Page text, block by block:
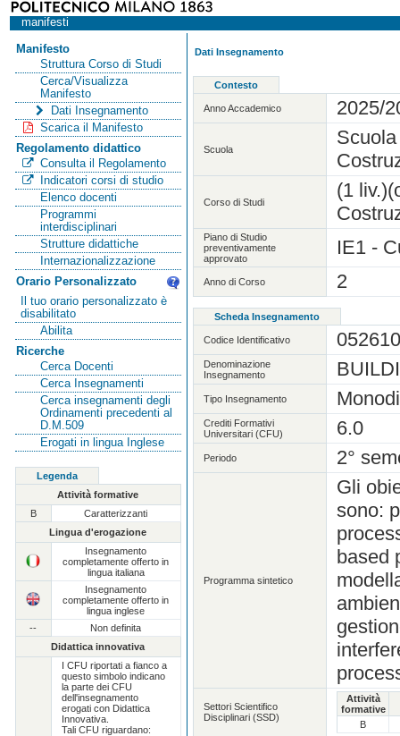
manifesti
Manifesto
Struttura Corso di Studi
Cerca/Visualizza
Manifesto
Dati Insegnamento
Scarica il Manifesto
Regolamento didattico
Consulta il Regolamento
Indicatori corsi di studio
Elenco docenti
Programmi
interdisciplinari
Strutture didattiche
Internazionalizzazione
Orario Personalizzato
Il tuo orario personalizzato è
disabilitato
Abilita
Ricerche
Cerca Docenti
Cerca Insegnamenti
Cerca insegnamenti degli
Ordinamenti precedenti al
D.M.509
Erogati in lingua Inglese
Legenda
Attività formative
B
Caratterizzanti
Lingua d'erogazione
Insegnamento
completamente offerto in
lingua italiana
Insegnamento
completamente offerto in
lingua inglese
--
Non definita
Didattica innovativa
I CFU riportati a fianco a
questo simbolo indicano
la parte dei CFU
dell'insegnamento
erogati con Didattica
Innovativa.
Tali CFU riguardano:
Dati Insegnamento
Contesto
Anno Accademico 2025/
Scuola
Corso di Studi
(1
Piano di Studio
preventivamente
approvato
IE1 -
Anno di Corso 2
Scheda Insegnamento
Codice Identificativo
Denominazione
Insegnamento
Tipo Insegnamento
Crediti Formativi
Universitari (CFU)
6.0
Periodo 2°
Programma sintetico
Gli
sono:
based
Settori Scientifico
Disciplinari (SSD)
Attività
formative
B